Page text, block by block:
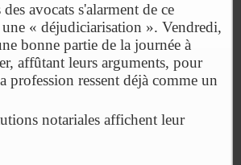
avocats s'alarment de ce
« déjudicia­risation ». Vendredi,
bonne partie de la journée à
affûtant leurs arguments, pour
profession ressent déjà comme un
notariales affichent leur